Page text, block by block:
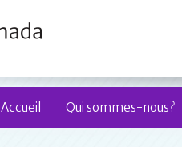
Accueil Qui sommes-nous?